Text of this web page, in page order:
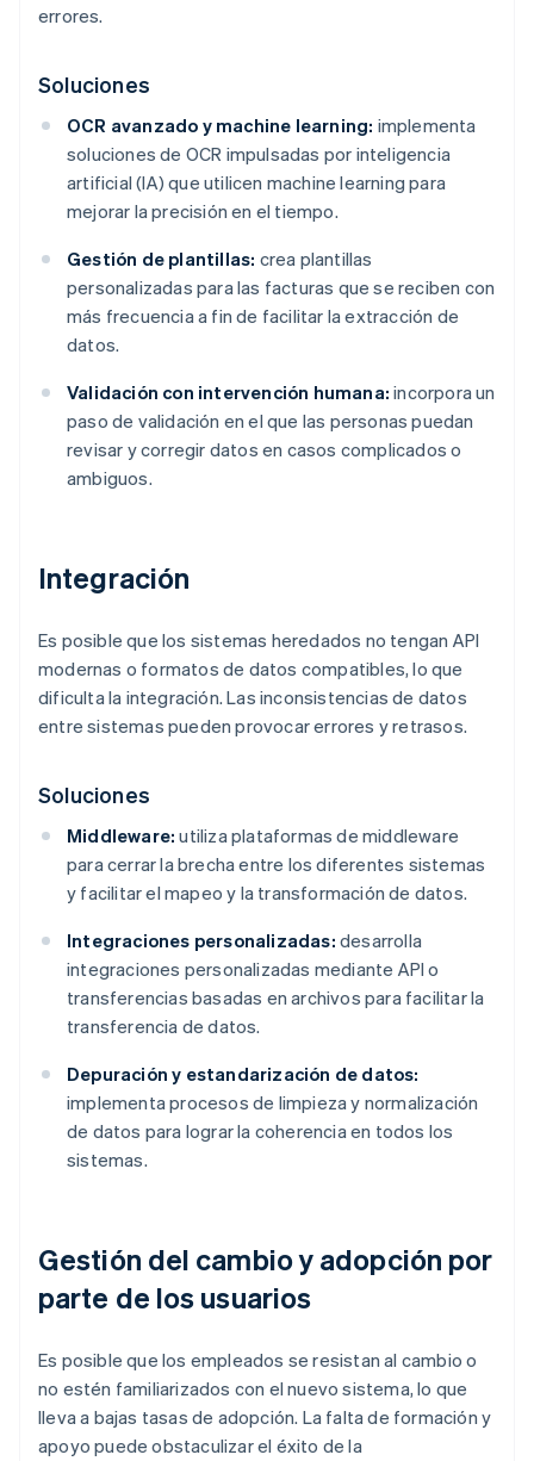
errores.
Soluciones
OCR avanzado y machine learning: implementa
soluciones de OCR impulsadas por inteligencia
artificial (IA) que utilicen machine learning para
mejorar la precisión en el tiempo.
Gestión de plantillas: crea plantillas
personalizadas para las facturas que se reciben con
más frecuencia a fin de facilitar la extracción de
datos.
Validación con intervención humana: incorpora un
paso de validación en el que las personas puedan
revisar y corregir datos en casos complicados o
ambiguos.
Integración
Es posible que los sistemas heredados no tengan API
modernas o formatos de datos compatibles, lo que
dificulta la integración. Las inconsistencias de datos
entre sistemas pueden provocar errores y retrasos.
Soluciones
Middleware: utiliza plataformas de middleware
para cerrar la brecha entre los diferentes sistemas
y facilitar el mapeo y la transformación de datos.
Integraciones personalizadas: desarrolla
integraciones personalizadas mediante API o
transferencias basadas en archivos para facilitar la
transferencia de datos.
Depuración y estandarización de datos:
implementa procesos de limpieza y normalización
de datos para lograr la coherencia en todos los
sistemas.
Gestión del cambio y adopción por
parte de los usuarios
Es posible que los empleados se resistan al cambio o
no estén familiarizados con el nuevo sistema, lo que
lleva a bajas tasas de adopción. La falta de formación y
apoyo puede obstaculizar el éxito de la